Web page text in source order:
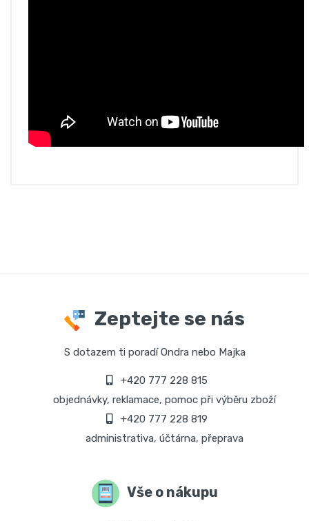
Zeptejte se nás
S dotazem ti poradí Ondra nebo Majka
+420 777 228 815
objednávky, reklamace, pomoc při výběru zboží
+420 777 228 819
administrativa, účtárna, přeprava
Vše o nákupu